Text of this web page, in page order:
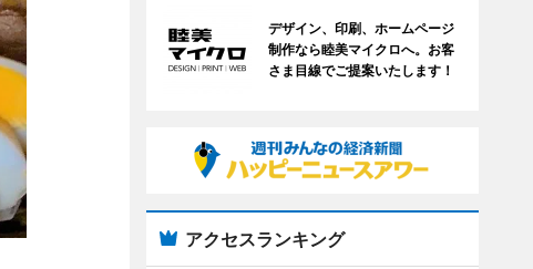
デザイン、印刷、ホームページ
制作なら睦美マイクロへ。お客
さま目線でご提案いたします！
アクセスランキング